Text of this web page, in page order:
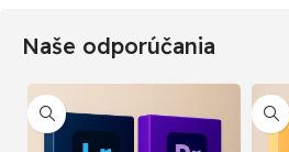
Naše odporúčania